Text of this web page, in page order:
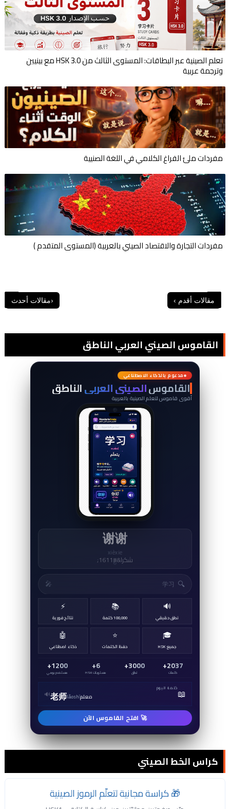
تعلم الصينية عبر البطاقات: المستوى الثالث من HSK 3.0 مع بينيين
وترجمة عربية
مفردات ملئ الفراغ الكلامي في اللغة الصنيية
مفردات التجارة والاقتصاد الصيني بالعربية (المستوى المتقدم )
القاموس الصيني العربي الناطق
词
典
مدعوم بالذكاء الاصطناعي
القاموسالصيني العربيالناطق
أقوى قاموس لتعلم الصينية بالعربية
中国
Zhōngguó
الصين
↻
🔍
🎤
🔊
نطق حقيقي
📚
100,000 كلمة
⚡
نتائج فورية
🎓
جميع HSK
⭐
حفظ الكلمات
🤖
ذكاء اصطناعي
2037+
كلمات
3000+
نطق
6+
مستويات HSK
1200+
مستخدم يومي
📖كلمة اليوم
老师lǎoshīمعلم 🔊
🚀 افتح القاموس الآن
كراس الخط الصيني
🎁 كراسة مجانية لتعلّم الرموز الصينية